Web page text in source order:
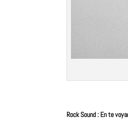
Rock Sound : En te